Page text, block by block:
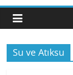
Su ve Atıksu